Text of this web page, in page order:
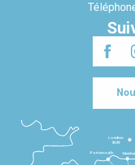
Londres
3h30
Portsmouth